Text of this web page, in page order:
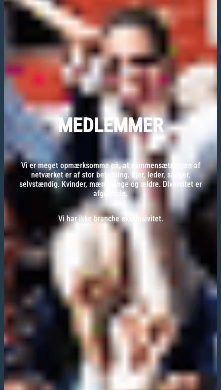
MEDLEMMER
Vi er meget opmærksomme på, at sammensætningen af
netværket er af stor betydning. Ejer, leder, sælger,
selvstændig. Kvinder, mænd, unge og ældre. Diversitet er
afgørende.
Vi har ikke branche eksklusivitet.